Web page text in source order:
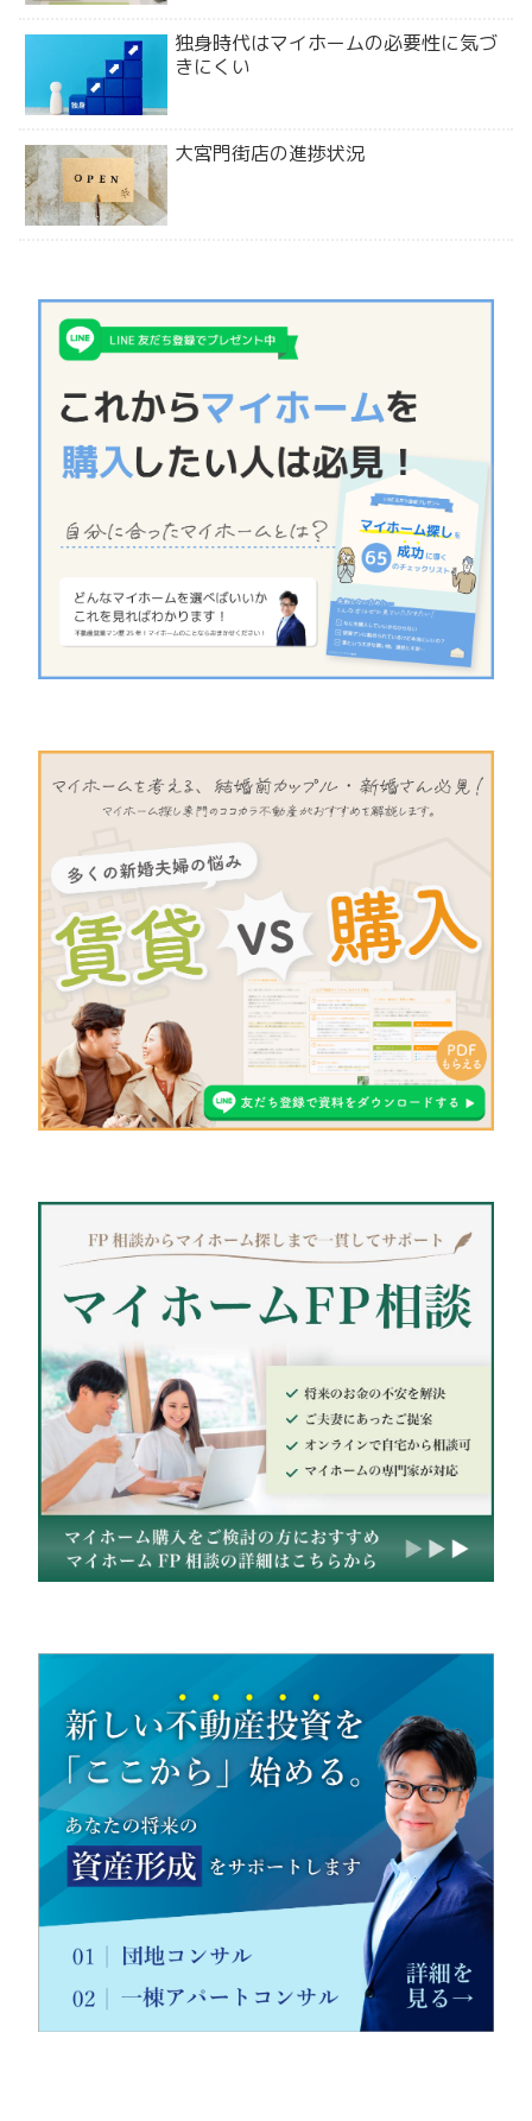
独身時代はマイホームの必要性に気づ
きにくい
大宮門街店の進捗状況